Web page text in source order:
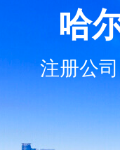
哈
注册公